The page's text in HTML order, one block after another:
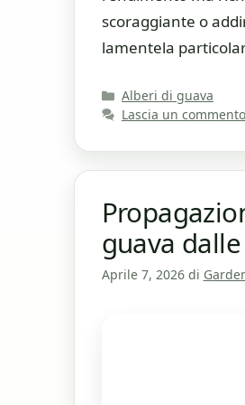
scoraggiante o
lamentela
Categorie
Alberi di guava
Lascia un commento
guava
Aprile 7, 2026 di